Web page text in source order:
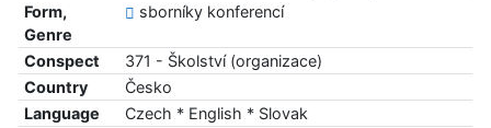
Form,
Genre
sborníky konferencí
Conspect
371 - Školství (organizace)
Country
Česko
Language
Czech * English * Slovak